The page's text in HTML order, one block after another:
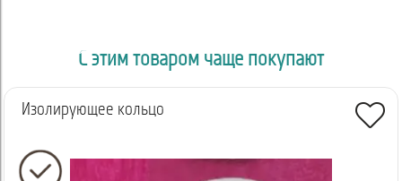
С этим товаром чаще покупают
Изолирующее кольцо